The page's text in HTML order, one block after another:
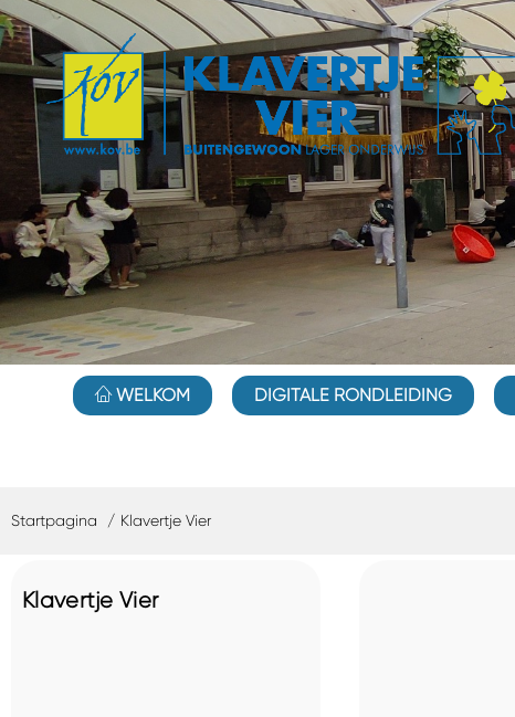
WELKOM DIGITALE RONDLEIDING
Startpagina Klavertje Vier
Klavertje Vier